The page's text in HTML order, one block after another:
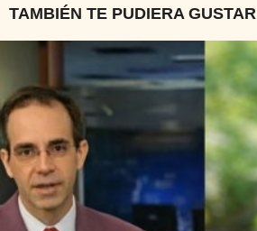
TAMBIÉN TE PUDIERA GUSTAR